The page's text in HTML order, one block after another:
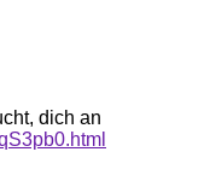
dich an